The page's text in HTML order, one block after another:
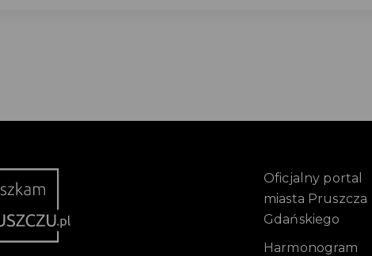
Oficjalny portal
miasta Pruszcza
Gdańskiego
Harmonogram